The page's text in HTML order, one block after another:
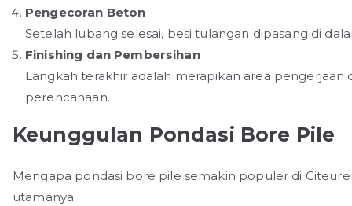
Pengecoran Beton
Setelah lubang selesai, besi tulangan dipasang di
Finishing dan Pembersihan
Langkah terakhir adalah merapikan area pengerjaan
perencanaan.
Keunggulan Pondasi Bore Pile
Mengapa pondasi bore pile semakin populer di
utamanya: